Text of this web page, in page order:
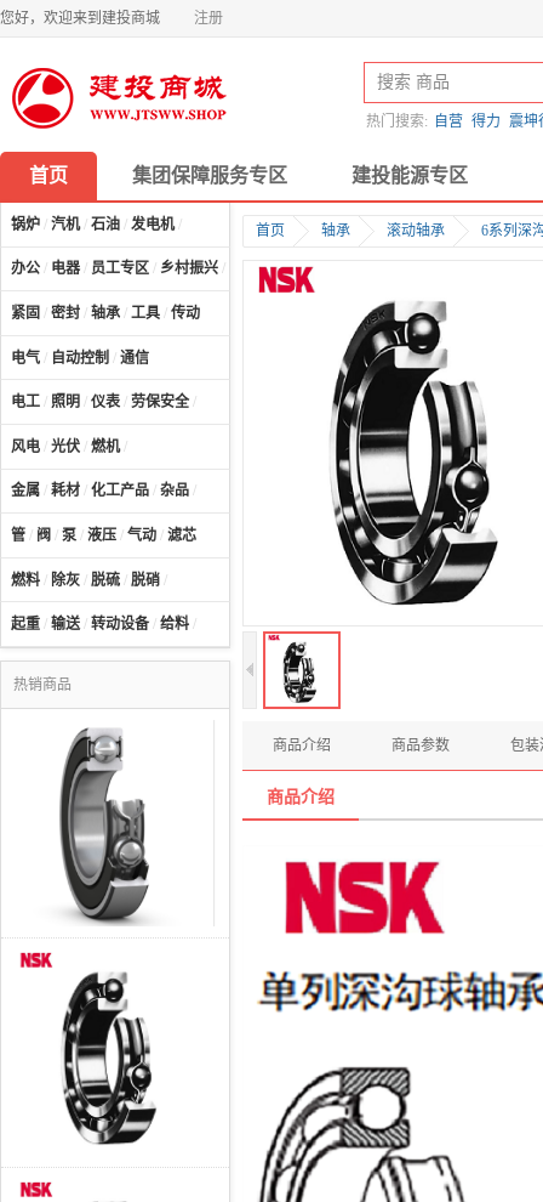
您好，欢迎来到建投商城 注册
热门搜索: 自营 得力 震坤
首页 集团保障服务专区 建投能源专区
锅炉 / 汽机/ 石油 / 发电机/
办公 / 电器 / 员工专区 / 乡村振兴 / 计算机及配件
紧固 / 密封 / 轴承 / 工具 / 传动
电气 / 自动控制 / 通信
电工 / 照明 / 仪表 / 劳保安全 /
风电 / 光伏 / 燃机/
金属 / 耗材 / 化工产品 / 杂品 /
管 / 阀 / 泵 / 液压 / 气动 / 滤芯
燃料 / 除灰 / 脱硫 / 脱硝 /
起重 / 输送/ 转动设备 / 给料 /
热销商品
首页 轴承 滚动轴承 6系列深
商品介绍 商品参数 包装
商品介绍